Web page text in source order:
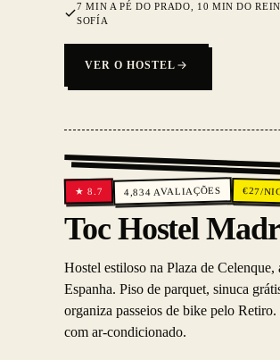
7 MIN A PÉ DO PRADO, 10 MIN DO
SOFÍA
VER O HOSTEL
★8.7 4,834 AVALIAÇÕES €27/
Toc Hostel
Hostel estiloso na Plaza de
Espanha. Piso de parquet, sinuca
organiza passeios de bike pelo
com ar-condicionado.